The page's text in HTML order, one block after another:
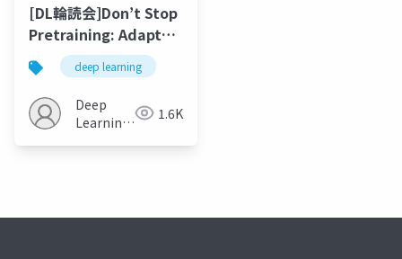
[DL輪読会]Don’t Stop
Pretraining: Adapt
Language Models to
Domains and Tasks
(ACL, 2020)
deep learning
Deep
Learning
1.6K